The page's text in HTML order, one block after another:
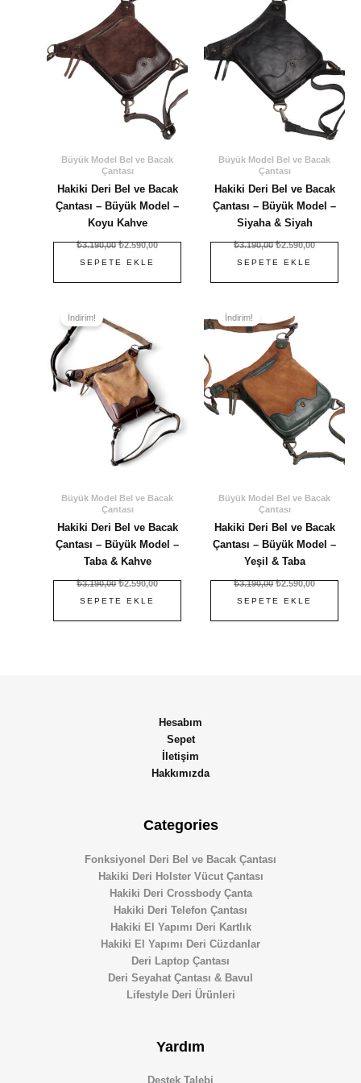
Büyük Model Bel ve Bacak
Çantası
Hakiki Deri Bel ve Bacak
Çantası – Büyük Model –
Koyu Kahve
₺3.190,00 ₺2.590,00
SEPETE EKLE
Büyük Model Bel ve Bacak
Çantası
Hakiki Deri Bel ve Bacak
Çantası – Büyük Model –
Siyaha & Siyah
₺3.190,00 ₺2.590,00
SEPETE EKLE
İndirim!
Büyük Model Bel ve Bacak
Çantası
Hakiki Deri Bel ve Bacak
Çantası – Büyük Model –
Taba & Kahve
₺3.190,00
₺3.190,00.
₺2.590,00
SEPETE EKLE
İndirim!
Büyük Model Bel ve Bacak
Çantası
Hakiki Deri Bel ve Bacak
Çantası – Büyük Model –
Yeşil & Taba
₺3.190,00
₺3.190,00.
₺2.590,00
SEPETE EKLE
Hesabım
Sepet
İletişim
Hakkımızda
Categories
Fonksiyonel Deri Bel ve Bacak Çantası
Hakiki Deri Holster Vücut Çantası
Hakiki Deri Crossbody Çanta
Hakiki Deri Telefon Çantası
Hakiki El Yapımı Deri Kartlık
Hakiki El Yapımı Deri Cüzdanlar
Deri Laptop Çantası
Deri Seyahat Çantası & Bavul
Lifestyle Deri Ürünleri
Yardım
Destek Talebi